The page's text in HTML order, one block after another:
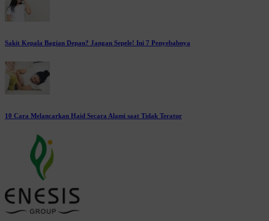
Sakit Kepala Bagian Depan? Jangan Sepele! Ini 7 Penyebabnya
10 Cara Melancarkan Haid Secara Alami saat Tidak Teratur